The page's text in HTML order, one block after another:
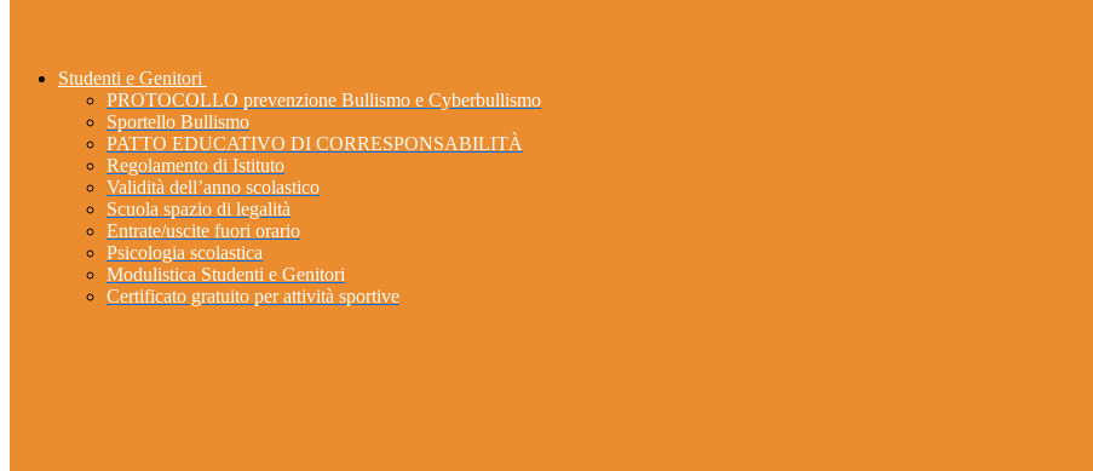
Studenti e Genitori
PROTOCOLLO prevenzione Bullismo e Cyberbullismo
Sportello Bullismo
PATTO EDUCATIVO DI CORRESPONSABILITÀ
Regolamento di Istituto
Validità dell’anno scolastico
Scuola spazio di legalità
Entrate/uscite fuori orario
Psicologia scolastica
Modulistica Studenti e Genitori
Certificato gratuito per attività sportive